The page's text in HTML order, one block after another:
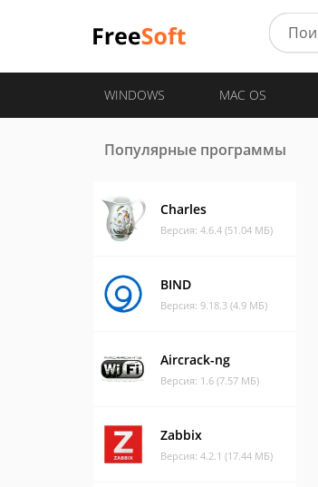
WINDOWS MAC OS
Популярные программы
Charles
Версия: 4.6.4 (51.04 МБ)
BIND
Версия: 9.18.3 (4.9 МБ)
Aircrack-ng
Версия: 1.6 (7.57 МБ)
Zabbix
Версия: 4.2.1 (17.44 МБ)